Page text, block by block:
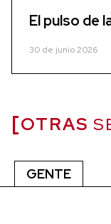
El pulso de
30 de junio 2026
OTRAS
GENTE